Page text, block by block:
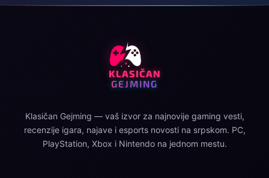
KLASIČAN
GEJMING
Klasičan Gejming — vaš izvor za najnovije gaming vesti,
recenzije igara, najave i esports novosti na srpskom. PC,
PlayStation, Xbox i Nintendo na jednom mestu.